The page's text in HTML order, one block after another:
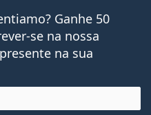
Ganhe 50
se na nossa
na sua